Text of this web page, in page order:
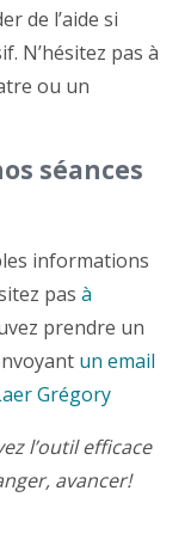
de l’aide si
N’hésitez pas à
ou un
séances
informations
pas à
prendre un
un email
Grégory
l’outil efficace
avancer!